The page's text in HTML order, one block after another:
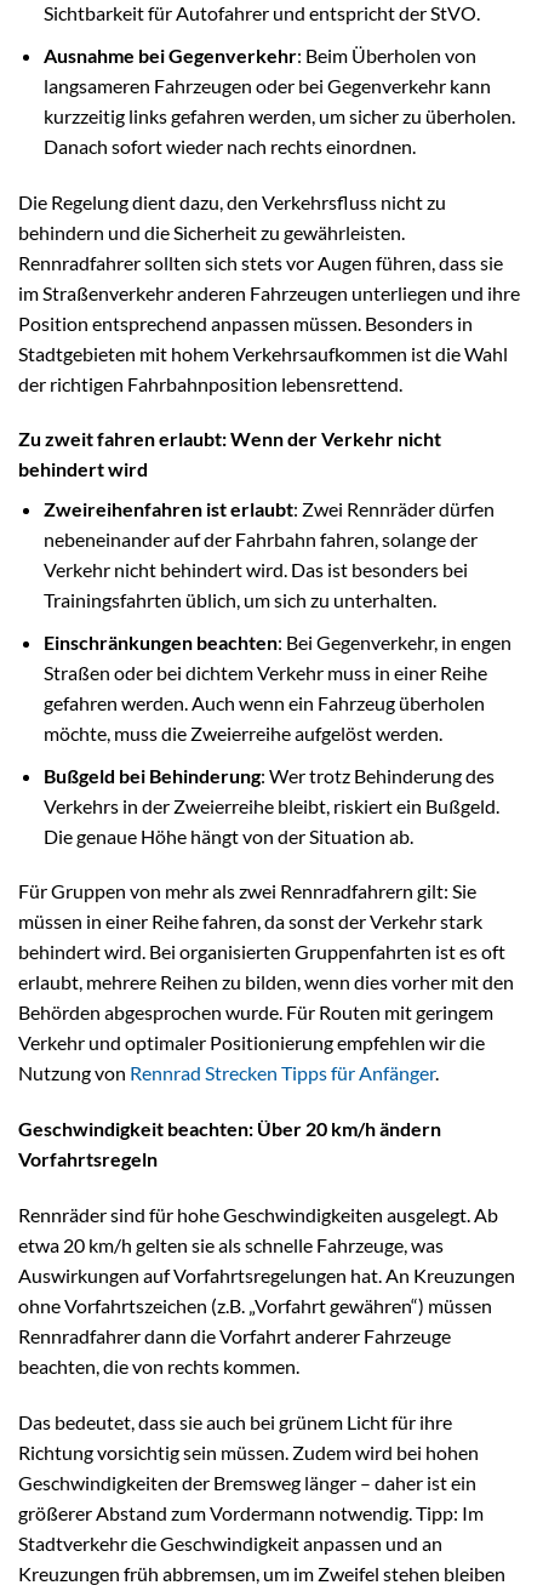
Sichtbarkeit für Autofahrer und entspricht der StVO.
Ausnahme bei Gegenverkehr: Beim Überholen von
langsameren Fahrzeugen oder bei Gegenverkehr kann
kurzzeitig links gefahren werden, um sicher zu überholen.
Danach sofort wieder nach rechts einordnen.
Die Regelung dient dazu, den Verkehrsfluss nicht zu
behindern und die Sicherheit zu gewährleisten.
Rennradfahrer sollten sich stets vor Augen führen, dass sie
im Straßenverkehr anderen Fahrzeugen unterliegen und ihre
Position entsprechend anpassen müssen. Besonders in
Stadtgebieten mit hohem Verkehrsaufkommen ist die Wahl
der richtigen Fahrbahnposition lebensrettend.
Zu zweit fahren erlaubt: Wenn der Verkehr nicht
behindert wird
Zweireihenfahren ist erlaubt: Zwei Rennräder dürfen
nebeneinander auf der Fahrbahn fahren, solange der
Verkehr nicht behindert wird. Das ist besonders bei
Trainingsfahrten üblich, um sich zu unterhalten.
Einschränkungen beachten: Bei Gegenverkehr, in engen
Straßen oder bei dichtem Verkehr muss in einer Reihe
gefahren werden. Auch wenn ein Fahrzeug überholen
möchte, muss die Zweierreihe aufgelöst werden.
Bußgeld bei Behinderung: Wer trotz Behinderung des
Verkehrs in der Zweierreihe bleibt, riskiert ein Bußgeld.
Die genaue Höhe hängt von der Situation ab.
Für Gruppen von mehr als zwei Rennradfahrern gilt: Sie
müssen in einer Reihe fahren, da sonst der Verkehr stark
behindert wird. Bei organisierten Gruppenfahrten ist es oft
erlaubt, mehrere Reihen zu bilden, wenn dies vorher mit den
Behörden abgesprochen wurde. Für Routen mit geringem
Verkehr und optimaler Positionierung empfehlen wir die
Nutzung von Rennrad Strecken Tipps für Anfänger.
Geschwindigkeit beachten: Über 20 km/h ändern
Vorfahrtsregeln
Rennräder sind für hohe Geschwindigkeiten ausgelegt. Ab
etwa 20 km/h gelten sie als schnelle Fahrzeuge, was
Auswirkungen auf Vorfahrtsregelungen hat. An Kreuzungen
ohne Vorfahrtszeichen (z.B. „Vorfahrt gewähren“) müssen
Rennradfahrer dann die Vorfahrt anderer Fahrzeuge
beachten, die von rechts kommen.
Das bedeutet, dass sie auch bei grünem Licht für ihre
Richtung vorsichtig sein müssen. Zudem wird bei hohen
Geschwindigkeiten der Bremsweg länger – daher ist ein
größerer Abstand zum Vordermann notwendig. Tipp: Im
Stadtverkehr die Geschwindigkeit anpassen und an
Kreuzungen früh abbremsen, um im Zweifel stehen bleiben